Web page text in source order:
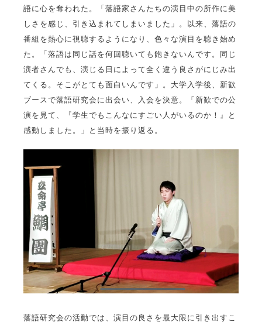
語に心を奪われた。「落語家さんたちの演目中の所作に美
しさを感じ、引き込まれてしまいました」。以来、落語の
番組を熱心に視聴するようになり、色々な演目を聴き始め
た。「落語は同じ話を何回聴いても飽きないんです。同じ
演者さんでも、演じる日によって全く違う良さがにじみ出
てくる。そこがとても面白いんです」。大学入学後、新歓
ブースで落語研究会に出会い、入会を決意。「新歓での公
演を見て、『学生でもこんなにすごい人がいるのか！』と
感動しました。」と当時を振り返る。
落語研究会の活動では、演目の良さを最大限に引き出すこ